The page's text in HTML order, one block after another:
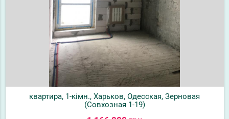
квартира, 1-кімн., Харьков, Одесская, Зерновая
(Совхозная 1-19)